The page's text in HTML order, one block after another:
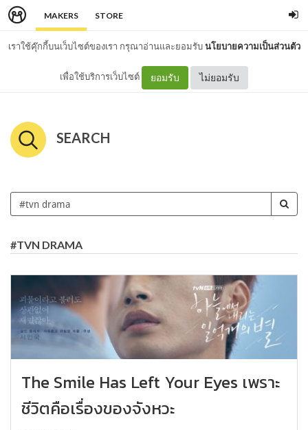
MAKERS STORE
เราใช้คุ๊กกี้บนเว็บไซต์ของเรา กรุณาอ่านและยอมรับนโยบายความเป็นส่วนตัว
เพื่อใช้บริการเว็บไซต์ ยอมรับ ไม่ยอมรับ
SEARCH
#TVN DRAMA
The Smile Has Left Your Eyes เพราะ
ชีวิตคือเรื่องของจังหวะ